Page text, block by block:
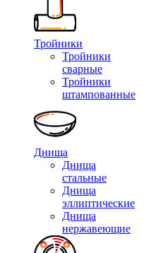
Тройники
Тройники
сварные
Тройники
штампованные
Днища
Днища
стальные
Днища
эллиптические
Днища
нержавеющие